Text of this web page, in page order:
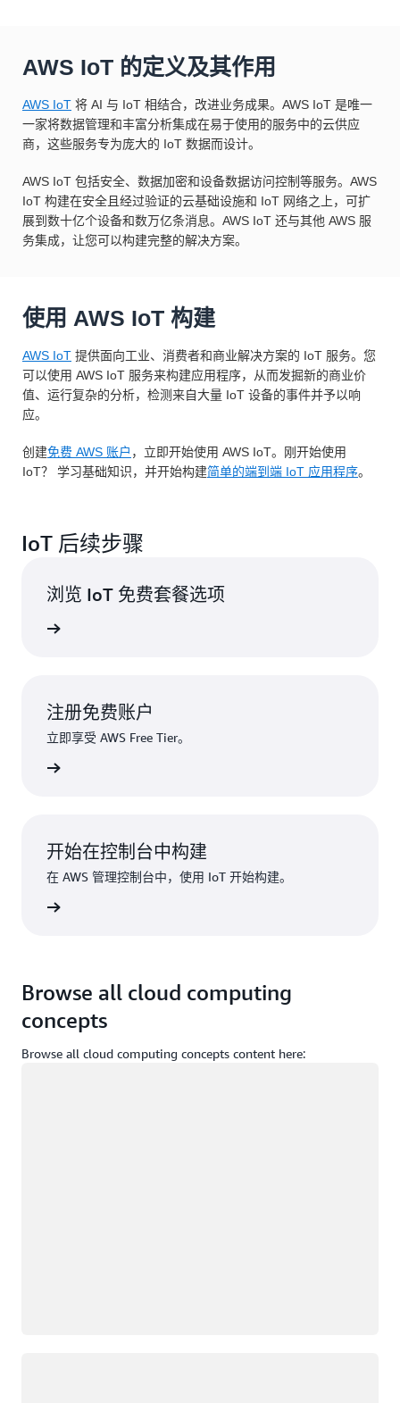
AWS IoT 的定义及其作用
AWS IoT 将 AI 与 IoT 相结合，改进业务成果。AWS IoT 是唯一
一家将数据管理和丰富分析集成在易于使用的服务中的云供应
商，这些服务专为庞大的 IoT 数据而设计。
AWS IoT 包括安全、数据加密和设备数据访问控制等服务。AWS
IoT 构建在安全且经过验证的云基础设施和 IoT 网络之上，可扩
展到数十亿个设备和数万亿条消息。AWS IoT 还与其他 AWS 服
务集成，让您可以构建完整的解决方案。
使用 AWS IoT 构建
AWS IoT 提供面向工业、消费者和商业解决方案的 IoT 服务。您
可以使用 AWS IoT 服务来构建应用程序，从而发掘新的商业价
值、运行复杂的分析，检测来自大量 IoT 设备的事件并予以响
应。
创建免费 AWS 账户 ，立即开始使用 AWS IoT。刚开始使用
IoT？ 学习基础知识，并开始构建简单的端到端 IoT 应用程序。
IoT 后续步骤
浏览 IoT 免费套餐选项
注册免费账户
立即享受 AWS Free Tier。
开始在控制台中构建
在 AWS 管理控制台中，使用 IoT 开始构建。
Browse all cloud computing
concepts
Browse all cloud computing concepts content here: